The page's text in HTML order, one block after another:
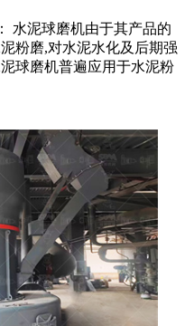
水泥球磨机由于其产品的
粉磨,对水泥水化及后期强
球磨机普遍应用于水泥粉